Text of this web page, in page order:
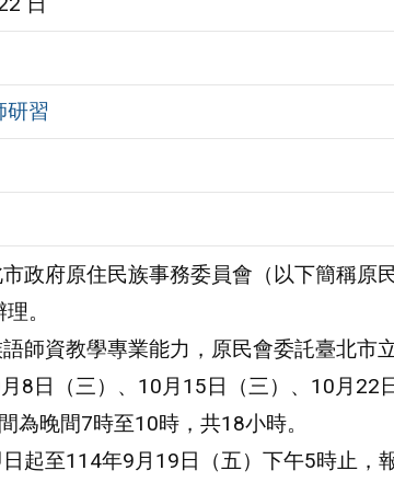
研習
政府原住民族事務委員會（以下簡稱原
。
師資教學專業能力，原民會委託臺北市
8日（三）、10月15日（三）、10月22
為晚間7時至10時，共18小時。
起至114年9月19日（五）下午5時止